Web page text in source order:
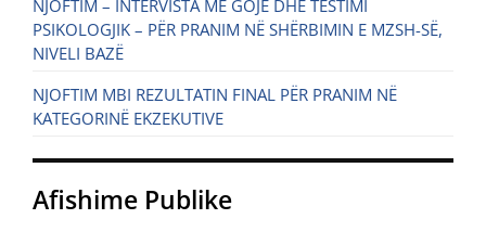
NJOFTIM – INTERVISTA ME GOJË DHE TESTIMI
PSIKOLOGJIK – PËR PRANIM NË SHËRBIMIN E MZSH-SË,
NIVELI BAZË
NJOFTIM MBI REZULTATIN FINAL PËR PRANIM NË
KATEGORINË EKZEKUTIVE
Afishime Publike